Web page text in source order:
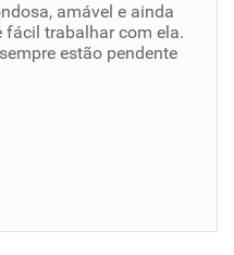
amável e ainda
fácil trabalhar com ela.
estão pendente